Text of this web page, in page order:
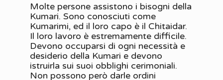
Molte persone assistono i bisogni della
Kumari. Sono conosciuti come
Kumarimi, ed il loro capo è il Chitaidar.
Il loro lavoro è estremamente difficile.
Devono occuparsi di ogni necessità e
desiderio della Kumari e devono
istruirla sui suoi obblighi cerimoniali.
Non possono però darle ordini